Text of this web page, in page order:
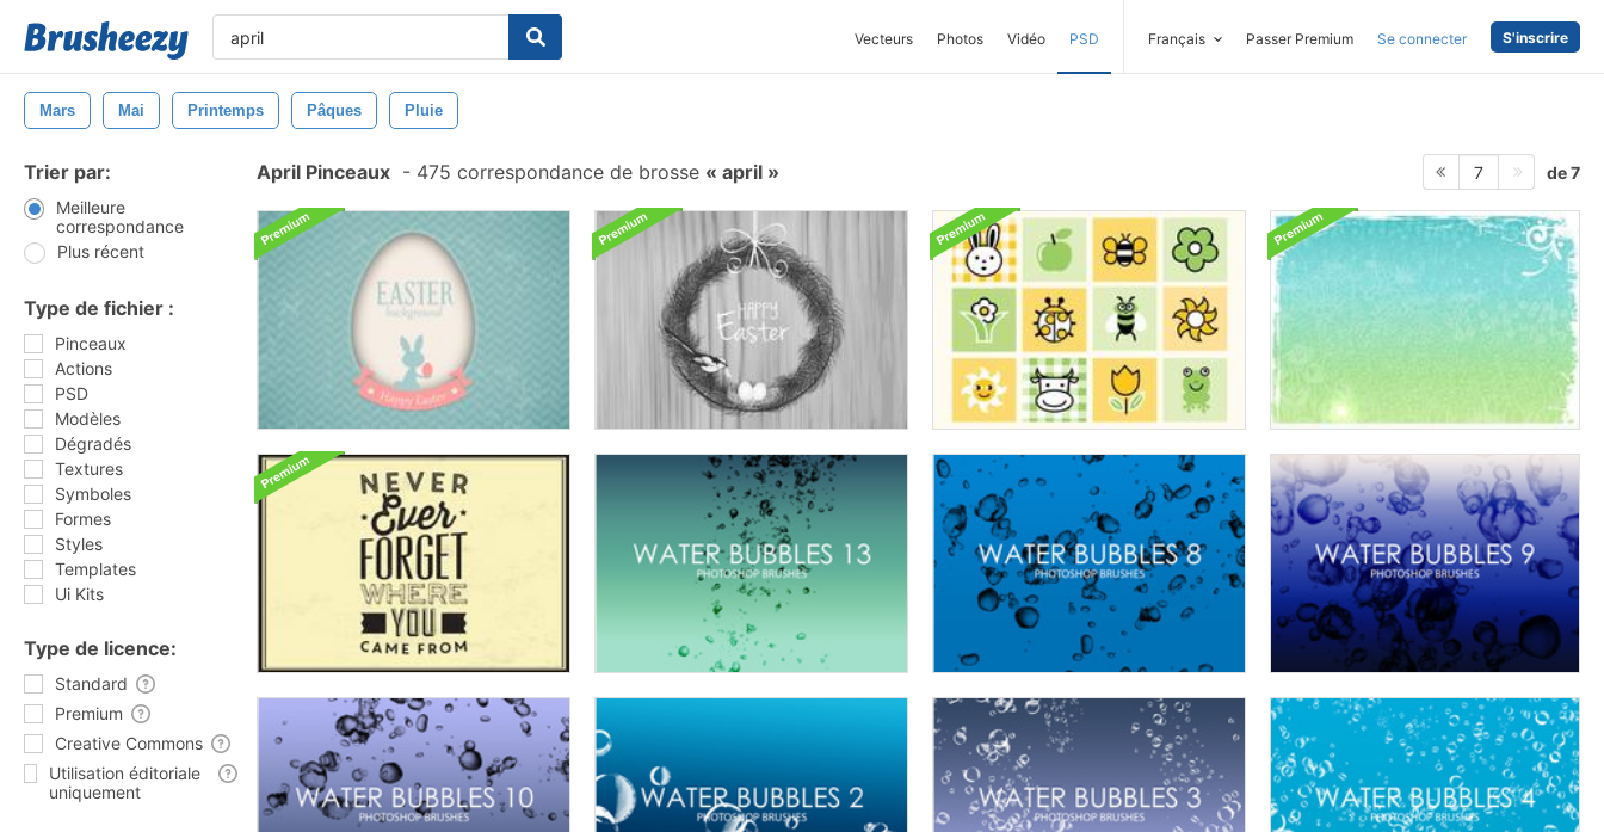
Vecteurs Photos Vidéo PSD Français Passer Premium Se connecter S'inscrire
Mars Mai Printemps Pâques Pluie
Trier par:
Meilleure
correspondance
Plus récent
Type de fichier :
Pinceaux
Actions
PSD
Modèles
Dégradés
Textures
Symboles
Formes
Styles
Templates
Ui Kits
Type de licence:
Standard
Premium
Creative Commons
Utilisation éditoriale
uniquement
April Pinceaux - 475 correspondance de brosse april 7 de 7